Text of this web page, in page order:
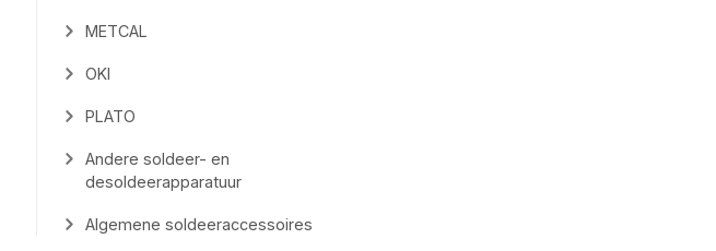
METCAL
OKI
PLATO
Andere soldeer- en
desoldeerapparatuur
Algemene soldeeraccessoires